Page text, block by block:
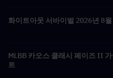
화이트아웃 서바이벌 2026년 8
MLBB 카오스 클래시 페이즈 II
트